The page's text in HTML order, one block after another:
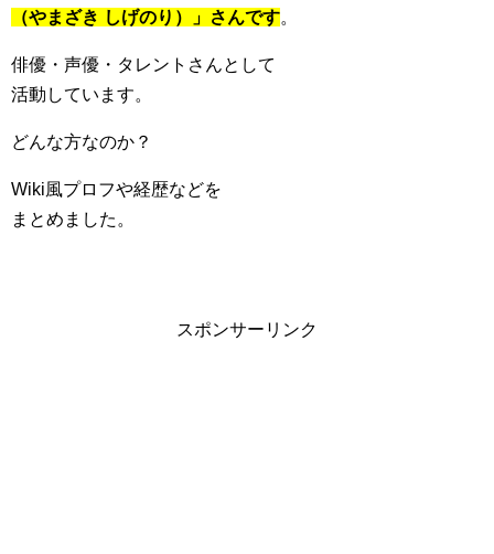
（やまざき しげのり）」さんです。
俳優・声優・タレントさんとして
活動しています。
どんな方なのか？
Wiki風プロフや経歴などを
まとめました。
スポンサーリンク